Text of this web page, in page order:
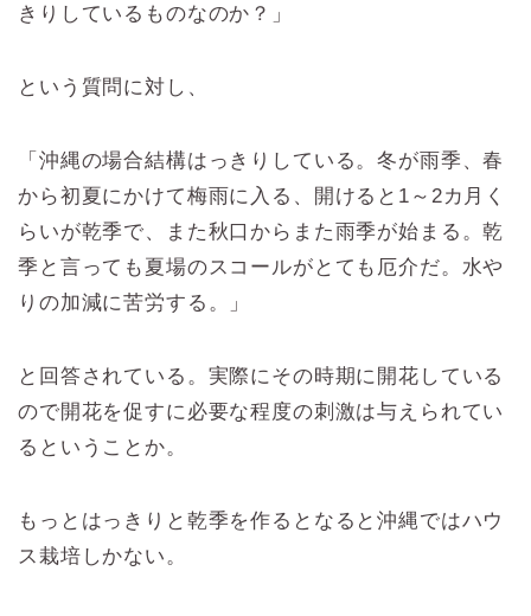
きりしているものなのか？」
という質問に対し、
「沖縄の場合結構はっきりしている。冬が雨季、春
から初夏にかけて梅雨に入る、開けると1～2カ月く
らいが乾季で、また秋口からまた雨季が始まる。乾
季と言っても夏場のスコールがとても厄介だ。水や
りの加減に苦労する。」
と回答されている。実際にその時期に開花している
ので開花を促すに必要な程度の刺激は与えられてい
るということか。
もっとはっきりと乾季を作るとなると沖縄ではハウ
ス栽培しかない。